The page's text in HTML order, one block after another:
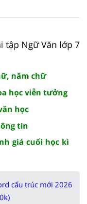
tập Ngữ Văn lớp 7
năm chữ
học viễn tưởng
học
tin
giá cuối học kì
cấu trúc mới 2026